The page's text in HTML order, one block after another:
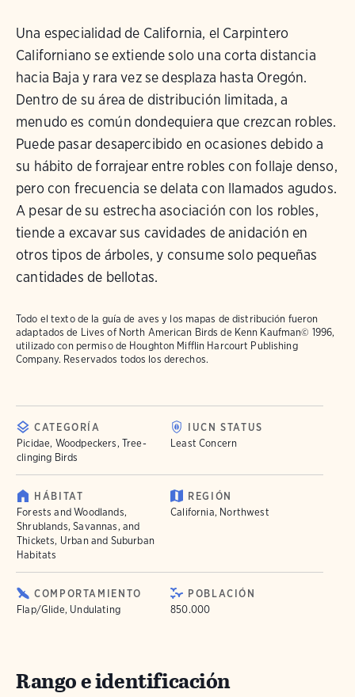
Una especialidad de California, el Carpintero
Californiano se extiende solo una corta distancia
hacia Baja y rara vez se desplaza hasta Oregón.
Dentro de su área de distribución limitada, a
menudo es común dondequiera que crezcan robles.
Puede pasar desapercibido en ocasiones debido a
su hábito de forrajear entre robles con follaje denso,
pero con frecuencia se delata con llamados agudos.
A pesar de su estrecha asociación con los robles,
tiende a excavar sus cavidades de anidación en
otros tipos de árboles, y consume solo pequeñas
cantidades de bellotas.
Todo el texto de la guía de aves y los mapas de distribución fueron
adaptados de Lives of North American Birds de Kenn Kaufman© 1996,
utilizado con permiso de Houghton Mifflin Harcourt Publishing
Company. Reservados todos los derechos.
CATEGORÍA
Picidae, Woodpeckers, Tree-
clinging Birds
IUCN STATUS
Least Concern
HÁBITAT
Forests and Woodlands,
Shrublands, Savannas, and
Thickets, Urban and Suburban
Habitats
REGIÓN
California, Northwest
COMPORTAMIENTO
Flap/Glide, Undulating
POBLACIÓN
850.000
Rango e identificación